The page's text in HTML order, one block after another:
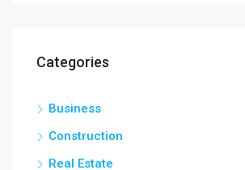
Categories
Business
Construction
Real Estate